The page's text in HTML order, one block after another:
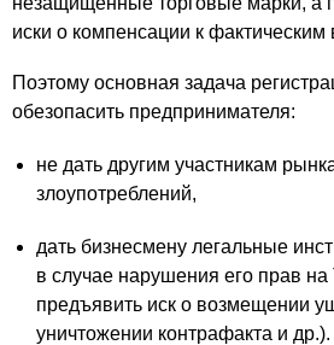
иски о компенсации к
Поэтому основная задача
обезопасить предпринимателя:
не дать другим участникам
злоупотреблений,
дать бизнесмену легальные
в случае нарушения его прав
предъявить иск о возмещении
уничтожении контрафакта и др.).